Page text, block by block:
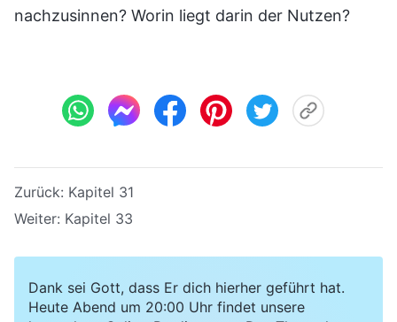
nachzusinnen? Worin liegt darin der Nutzen?
Zurück: Kapitel 31
Weiter: Kapitel 33
Dank sei Gott, dass Er dich hierher geführt hat.
Heute Abend um 20:00 Uhr findet unsere